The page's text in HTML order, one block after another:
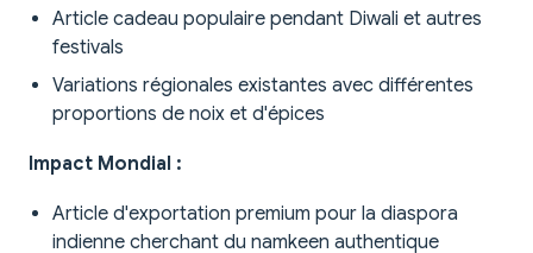
Article cadeau populaire pendant Diwali et autres
festivals
Variations régionales existantes avec différentes
proportions de noix et d'épices
Impact Mondial :
Article d'exportation premium pour la diaspora
indienne cherchant du namkeen authentique